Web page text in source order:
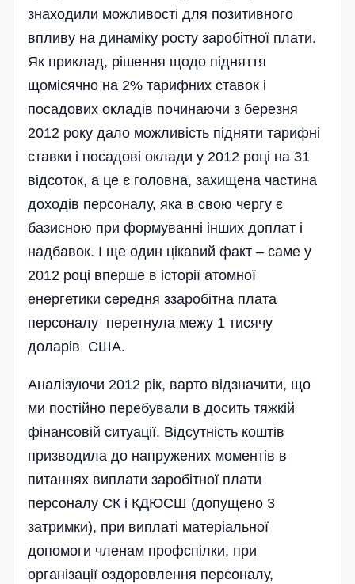
знаходили можливості для позитивного
впливу на динаміку росту заробітної плати.
Як приклад, рішення щодо підняття
щомісячно на 2% тарифних ставок і
посадових окладів починаючи з березня
2012 року дало можливість підняти тарифні
ставки і посадові оклади у 2012 році на 31
відсоток, а це є головна, захищена частина
доходів персоналу, яка в свою чергу є
базисною при формуванні інших доплат і
надбавок. І ще один цікавий факт – саме у
2012 році вперше в історії атомної
енергетики середня ззаробітна плата
персоналу перетнула межу 1 тисячу
доларів США.
Аналізуючи 2012 рік, варто відзначити, що
ми постійно перебували в досить тяжкій
фінансовій ситуації. Відсутність коштів
призводила до напружених моментів в
питаннях виплати заробітної плати
персоналу СК і КДЮСШ (допущено 3
затримки), при виплаті матеріальної
допомоги членам профспілки, при
організації оздоровлення персоналу,